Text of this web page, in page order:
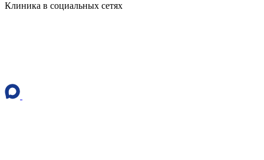
Клиника в социальных сетях